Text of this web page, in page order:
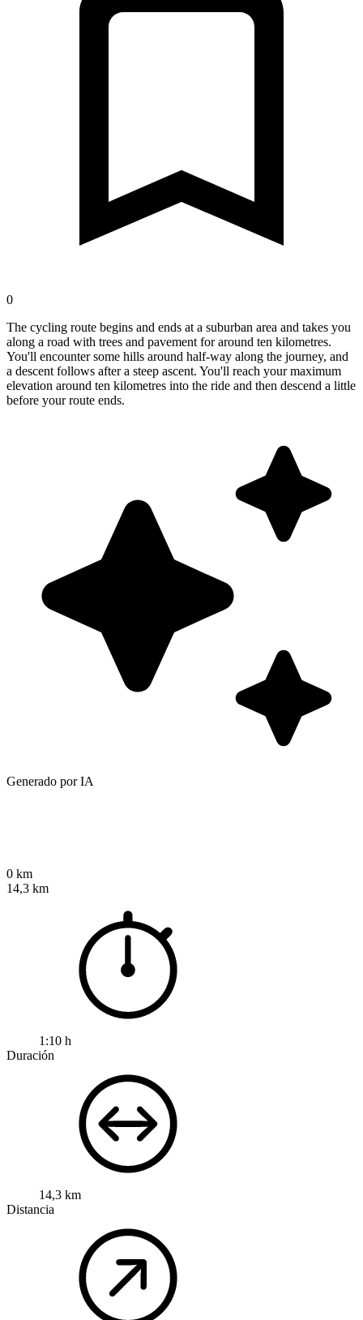
0
The cycling route begins and ends at a suburban area and takes you
along a road with trees and pavement for around ten kilometres.
You'll encounter some hills around half-way along the journey, and
a descent follows after a steep ascent. You'll reach your maximum
elevation around ten kilometres into the ride and then descend a little
before your route ends.
Generado por IA
0 km
14,3 km
1:10 h
Duración
14,3 km
Distancia